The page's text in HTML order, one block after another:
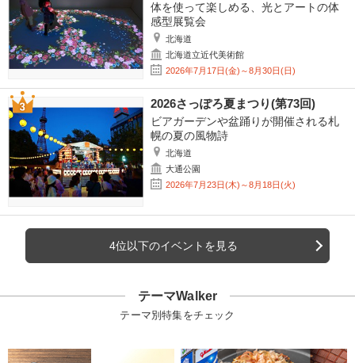
体を使って楽しめる、光とアートの体
感型展覧会
北海道
北海道立近代美術館
2026年7月17日(金)～8月30日(日)
2026さっぽろ夏まつり(第73回)
ビアガーデンや盆踊りが開催される札
幌の夏の風物詩
北海道
大通公園
2026年7月23日(木)～8月18日(火)
4位以下のイベントを見る
テーマWalker
テーマ別特集をチェック